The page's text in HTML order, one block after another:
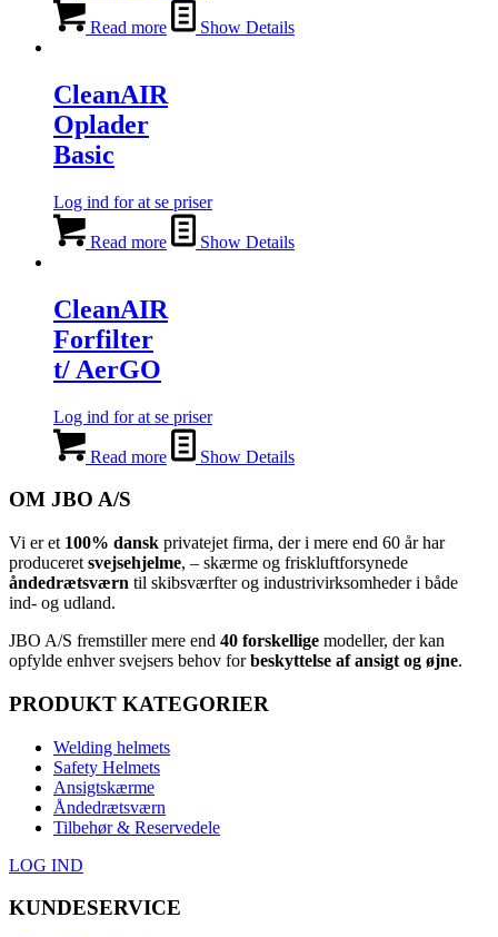
Read more Show Details
CleanAIR
Oplader
Basic
Log ind for at se priser
Read more Show Details
CleanAIR
Forfilter
t/ AerGO
Log ind for at se priser
Read more Show Details
OM JBO A/S
Vi er et 100% dansk privatejet firma, der i mere end 60 år har
produceret svejsehjelme, – skærme og friskluftforsynede
åndedrætsværn til skibsværfter og industrivirksomheder i både
ind- og udland.
JBO A/S ⁦ fremstiller mere end 40 forskellige modeller, der kan
opfylde enhver svejsers behov forbeskyttelse af ansigt og øjne.⁩
PRODUKT KATEGORIER
Welding helmets
Safety Helmets
Ansigtskærme
Åndedrætsværn
Tilbehør & Reservedele
LOG IND
KUNDESERVICE